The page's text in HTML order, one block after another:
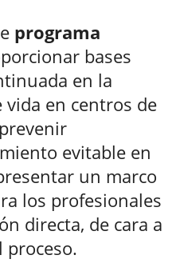
programa
bases
en la
en centros de
evitable en
un marco
los profesionales
directa, de cara a
proceso.